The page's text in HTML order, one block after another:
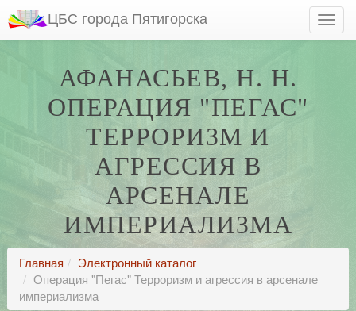
ЦБС города Пятигорска
АФАНАСЬЕВ, Н. Н.
ОПЕРАЦИЯ "ПЕГАС"
ТЕРРОРИЗМ И
АГРЕССИЯ В
АРСЕНАЛЕ
ИМПЕРИАЛИЗМА
Главная
Электронный каталог
Операция "Пегас" Терроризм и агрессия в арсенале
империализма